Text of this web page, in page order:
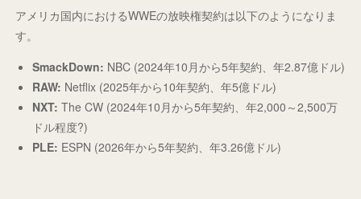
アメリカ国内におけるWWEの放映権契約は以下のようになりま
す。
SmackDown: NBC (2024年10月から5年契約、年2.87億ドル)
RAW: Netflix (2025年から10年契約、年5億ドル)
NXT: The CW (2024年10月から5年契約、年2,000～2,500万
ドル程度?)
PLE: ESPN (2026年から5年契約、年3.26億ドル)